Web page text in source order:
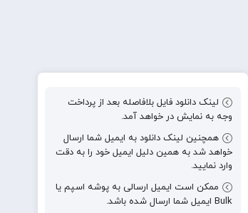
لینک دانلود فایل بلافاصله بعد از پرداخت
وجه به نمایش در خواهد آمد.
همچنین لینک دانلود به ایمیل شما ارسال
خواهد شد به همین دلیل ایمیل خود را به دقت
وارد نمایید.
ممکن است ایمیل ارسالی به پوشه اسپم یا
Bulk ایمیل شما ارسال شده باشد.